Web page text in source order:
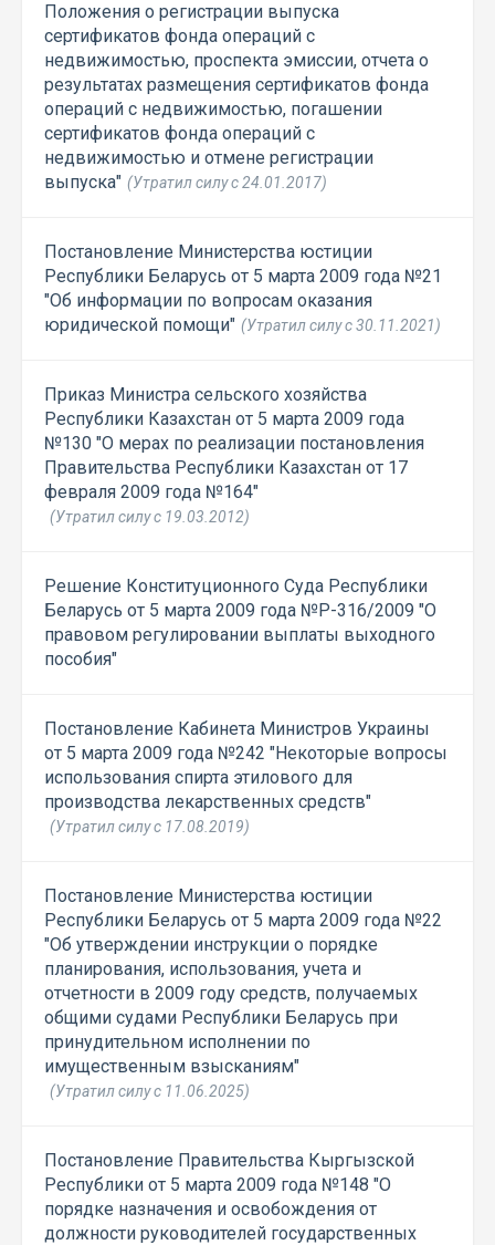
Положения о регистрации выпуска
сертификатов фонда операций с
недвижимостью, проспекта эмиссии, отчета о
результатах размещения сертификатов фонда
операций с недвижимостью, погашении
сертификатов фонда операций с
недвижимостью и отмене регистрации
выпуска" (Утратил силу с 24.01.2017)
Постановление Министерства юстиции
Республики Беларусь от 5 марта 2009 года №21
"Об информации по вопросам оказания
юридической помощи" (Утратил силу с 30.11.2021)
Приказ Министра сельского хозяйства
Республики Казахстан от 5 марта 2009 года
№130 "О мерах по реализации постановления
Правительства Республики Казахстан от 17
февраля 2009 года №164"
(Утратил силу с 19.03.2012)
Решение Конституционного Суда Республики
Беларусь от 5 марта 2009 года №Р-316/2009 "О
правовом регулировании выплаты выходного
пособия"
Постановление Кабинета Министров Украины
от 5 марта 2009 года №242 "Некоторые вопросы
использования спирта этилового для
производства лекарственных средств"
(Утратил силу с 17.08.2019)
Постановление Министерства юстиции
Республики Беларусь от 5 марта 2009 года №22
"Об утверждении инструкции о порядке
планирования, использования, учета и
отчетности в 2009 году средств, получаемых
общими судами Республики Беларусь при
принудительном исполнении по
имущественным взысканиям"
(Утратил силу с 11.06.2025)
Постановление Правительства Кыргызской
Республики от 5 марта 2009 года №148 "О
порядке назначения и освобождения от
должности руководителей государственных